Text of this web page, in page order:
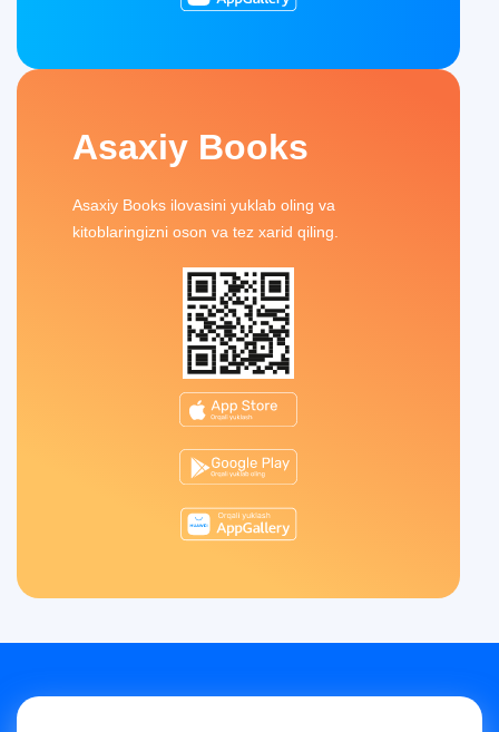
Asaxiy Books
Asaxiy Books ilovasini yuklab oling va
kitoblaringizni oson va tez xarid qiling.